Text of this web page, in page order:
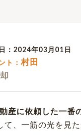
：2024年03月01日
ト：村田
産に依頼した一番
て、一筋の光を見た